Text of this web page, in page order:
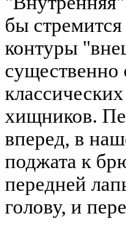
бы
контуры
существенно
хищников.
вперед, в
поджата к
передней
голову, и